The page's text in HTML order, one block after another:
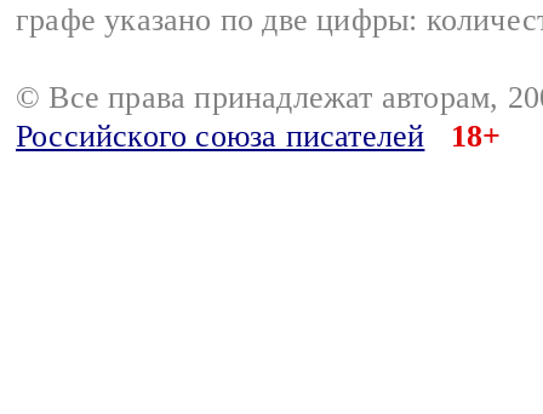
графе указано по две цифры:
© Все права принадлежат авторам,
Российского союза писателей
18+